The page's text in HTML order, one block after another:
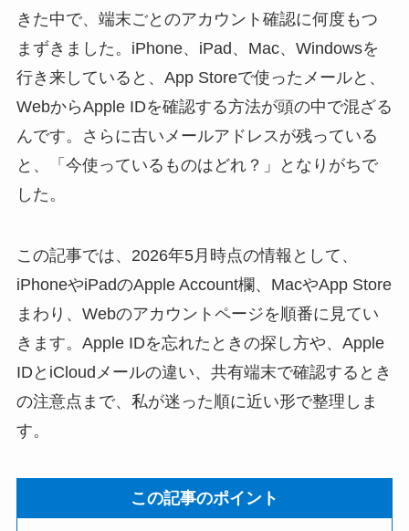
きた中で、端末ごとのアカウント確認に何度もつ
まずきました。iPhone、iPad、Mac、Windowsを
行き来していると、App Storeで使ったメールと、
WebからApple IDを確認する方法が頭の中で混ざる
んです。さらに古いメールアドレスが残っている
と、「今使っているものはどれ？」となりがちで
した。
この記事では、2026年5月時点の情報として、
iPhoneやiPadのApple Account欄、MacやApp Store
まわり、Webのアカウントページを順番に見てい
きます。Apple IDを忘れたときの探し方や、Apple
IDとiCloudメールの違い、共有端末で確認するとき
の注意点まで、私が迷った順に近い形で整理しま
す。
この記事のポイント